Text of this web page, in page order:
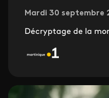
Mardi 30 septembre
Décryptage de la